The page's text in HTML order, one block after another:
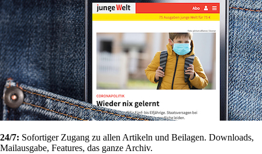
24/7: Sofortiger Zugang zu allen Artikeln und Beilagen. Downloads,
Mailausgabe, Features, das ganze Archiv.